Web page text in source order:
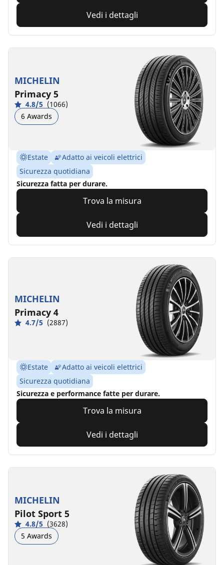
Vedi i dettagli
MICHELIN
Primacy 5
4.8/5 (1066)
6 Awards
Estate
Adatto ai veicoli elettrici
Sicurezza quotidiana
Sicurezza fatta per durare.
Trova la misura
Vedi i dettagli
MICHELIN
Primacy 4
4.7/5 (2887)
Estate
Adatto ai veicoli elettrici
Sicurezza quotidiana
Sicurezza e performance fatte per durare.
Trova la misura
Vedi i dettagli
MICHELIN
Pilot Sport 5
4.8/5 (3628)
5 Awards